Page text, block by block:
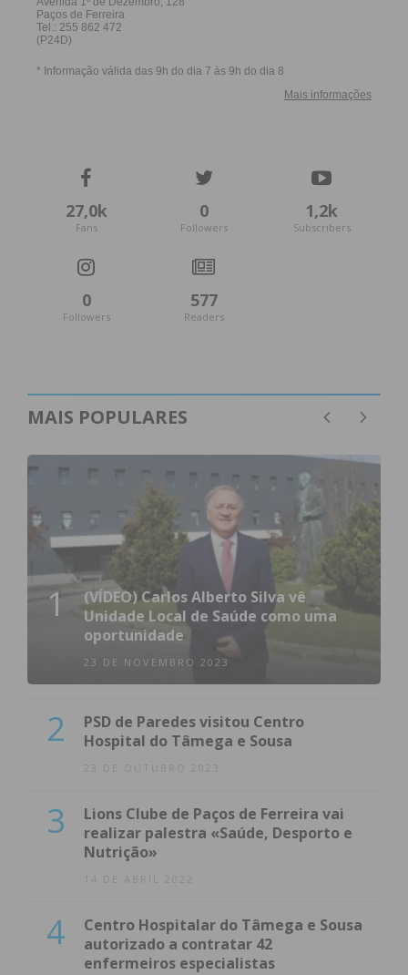
27,0k
Fans
0
Followers
1,2k
Subscribers
0
Followers
577
Readers
MAIS POPULARES
1
(VÍDEO) Carlos Alberto Silva vê
Unidade Local de Saúde como uma
oportunidade
23 DE NOVEMBRO 2023
2
PSD de Paredes visitou Centro
Hospital do Tâmega e Sousa
23 DE OUTUBRO 2023
3
Lions Clube de Paços de Ferreira vai
realizar palestra «Saúde, Desporto e
Nutrição»
14 DE ABRIL 2022
4
Centro Hospitalar do Tâmega e Sousa
autorizado a contratar 42
enfermeiros especialistas